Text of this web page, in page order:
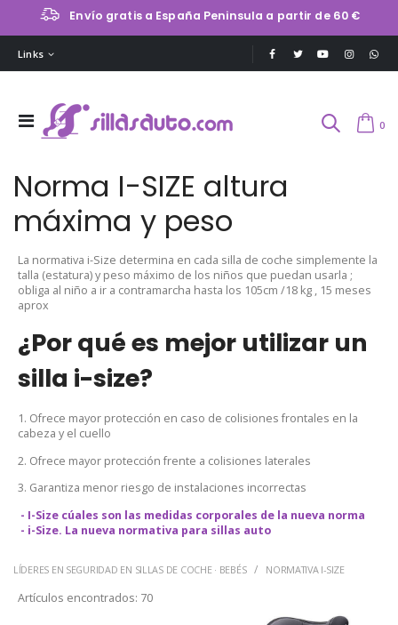
Envío gratis a España Peninsula a partir de 60 €
Links
0
Norma I-SIZE altura
máxima y peso
La normativa i-Size determina en cada silla de coche simplemente la
talla (estatura) y peso máximo de los niños que puedan usarla ;
obliga al niño a ir a contramarcha hasta los 105cm /18 kg , 15 meses
aprox
¿Por qué es mejor utilizar un
silla i-size?
1. Ofrece mayor protección en caso de colisiones frontales en la
cabeza y el cuello
2. Ofrece mayor protección frente a colisiones laterales
3. Garantiza menor riesgo de instalaciones incorrectas
- I-Size cúales son las medidas corporales de la nueva norma
- i-Size. La nueva normativa para sillas auto
LÍDERES EN SEGURIDAD EN SILLAS DE COCHE · BEBÉS NORMATIVA I-SIZE
Artículos encontrados: 70